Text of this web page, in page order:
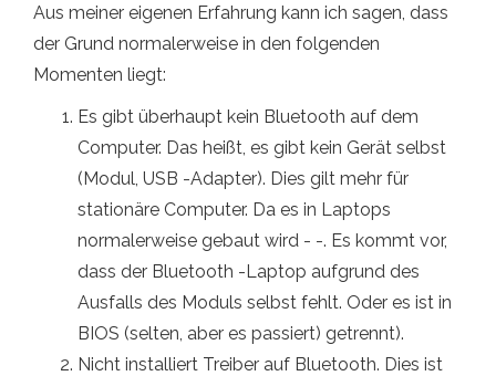
Aus meiner eigenen Erfahrung kann ich sagen, dass
der Grund normalerweise in den folgenden
Momenten liegt:
Es gibt überhaupt kein Bluetooth auf dem
Computer. Das heißt, es gibt kein Gerät selbst
(Modul, USB -Adapter). Dies gilt mehr für
stationäre Computer. Da es in Laptops
normalerweise gebaut wird - -. Es kommt vor,
dass der Bluetooth -Laptop aufgrund des
Ausfalls des Moduls selbst fehlt. Oder es ist in
BIOS (selten, aber es passiert) getrennt).
Nicht installiert Treiber auf Bluetooth. Dies ist